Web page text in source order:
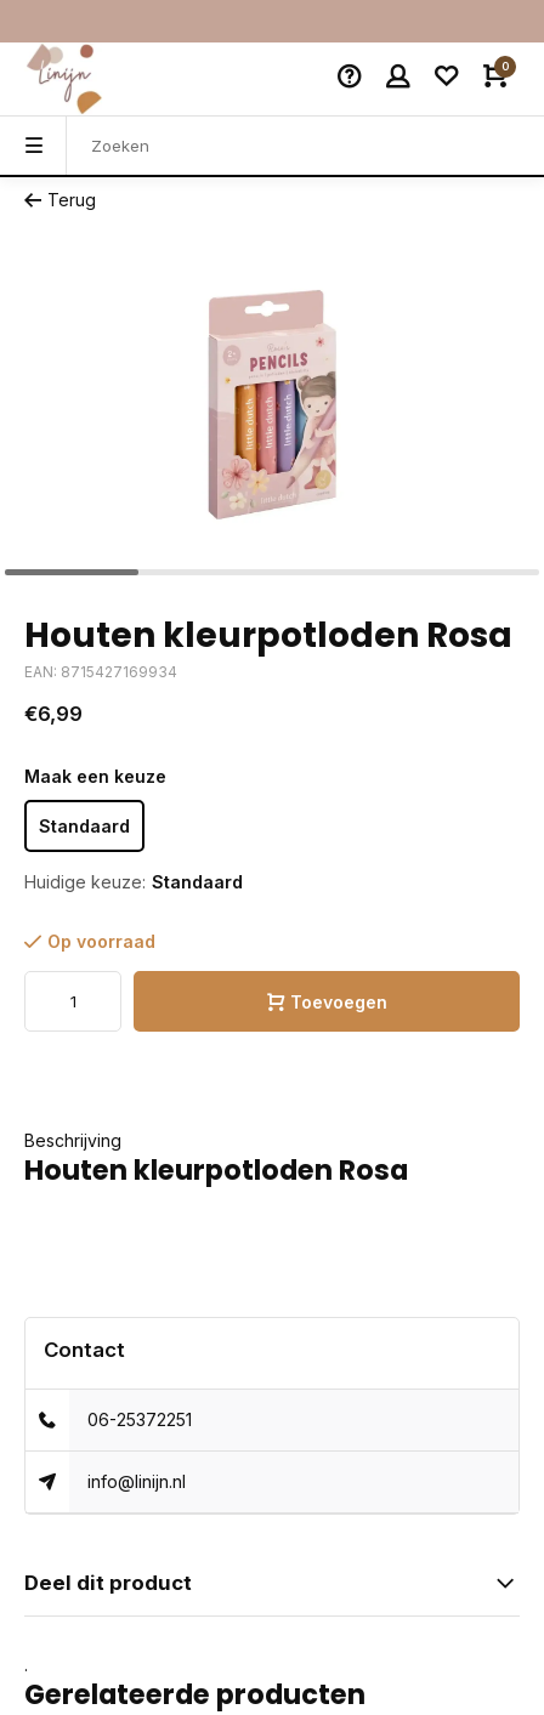
0
Terug
Houten kleurpotloden Rosa
EAN: 8715427169934
€6,99
Maak een keuze
Standaard
Huidige keuze: Standaard
Op voorraad
Toevoegen
Beschrijving
Houten kleurpotloden Rosa
Contact
06-25372251
info@linijn.nl
Deel dit product
.
Gerelateerde producten